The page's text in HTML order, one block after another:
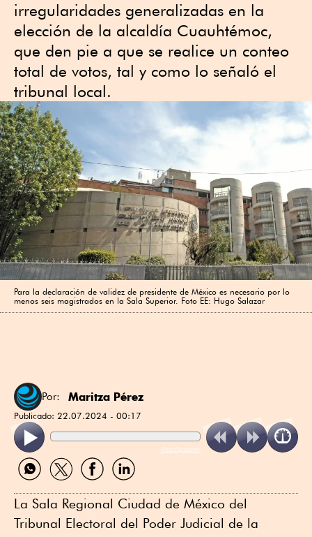
irregularidades generalizadas en la
elección de la alcaldía Cuauhtémoc,
que den pie a que se realice un conteo
total de votos, tal y como lo señaló el
tribunal local.
Para la declaración de validez de presidente de México es necesario por lo
menos seis magistrados en la Sala Superior. Foto EE: Hugo Salazar
Por: Maritza Pérez
Publicado: 22.07.2024 - 00:17
ReadSpeaker
Compartir
por
Compartir
por
Compartir
por
Compartir
por
La Sala Regional Ciudad de México del
Tribunal Electoral del Poder Judicial de la